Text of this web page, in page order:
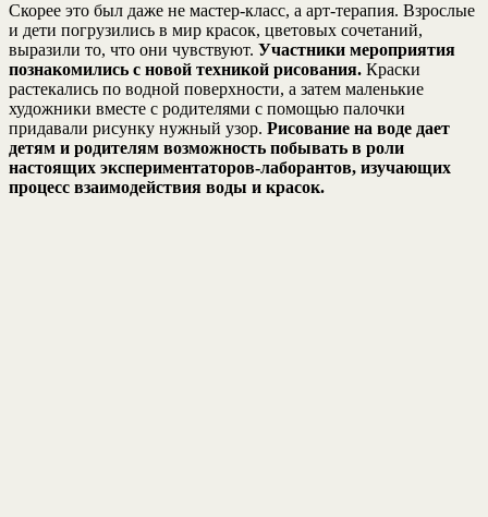
Скорее это был даже не мастер-класс, а арт-терапия. Взрослые
и дети погрузились в мир красок, цветовых сочетаний,
выразили то, что они чувствуют. Участники мероприятия
познакомились с новой техникой рисования. Краски
растекались по водной поверхности, а затем маленькие
художники вместе с родителями с помощью палочки
придавали рисунку нужный узор. Рисование на воде дает
детям и родителям возможность побывать в роли
настоящих экспериментаторов-лаборантов, изучающих
процесс взаимодействия воды и красок.